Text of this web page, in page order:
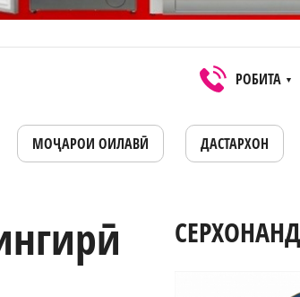
РОБИТА ▼
МОҶАРОИ ОИЛАВӢ ДАСТАРХОН